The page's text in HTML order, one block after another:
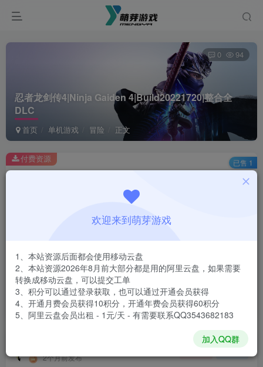
忍者龙剑传4|Ninja Gaiden 4|Build20221720|整合全
DLC
首页 单机游戏 冒险 正文
0 94
此内容为付费资源，请付费后查看
￥1
免费
登录购买
安装包大小
游戏本体大小
62.55 GB
付费资源 已售 1
2个月前发布
欢迎来到萌芽游戏
1、本站资源后面都会使用移动云盘
2、本站资源2026年8月前大部分都是用的阿里云盘，如果需要
转换成移动云盘，可以提交工单
3、积分可以通过登录获取，也可以通过开通会员获得
4、开通月费会员获得10积分，开通年费会员获得60积分
5、阿里云盘会员出租 - 1元/天 - 有需要联系QQ3543682183
加入QQ群